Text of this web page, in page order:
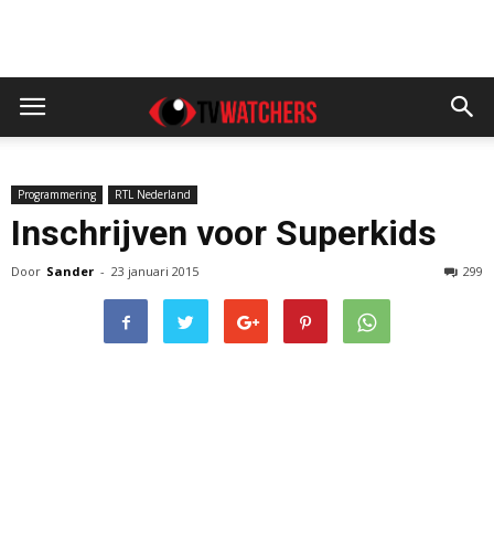
Programmering RTL Nederland
Inschrijven voor Superkids
Door Sander - 23 januari 2015 299